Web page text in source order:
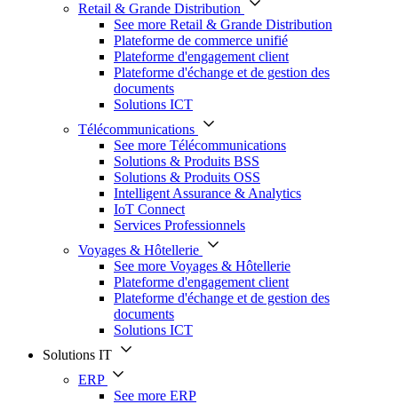
Retail & Grande Distribution
See more Retail & Grande Distribution
Plateforme de commerce unifié
Plateforme d'engagement client
Plateforme d'échange et de gestion des
documents
Solutions ICT
Télécommunications
See more Télécommunications
Solutions & Produits BSS
Solutions & Produits OSS
Intelligent Assurance & Analytics
IoT Connect
Services Professionnels
Voyages & Hôtellerie
See more Voyages & Hôtellerie
Plateforme d'engagement client
Plateforme d'échange et de gestion des
documents
Solutions ICT
Solutions IT
ERP
See more ERP